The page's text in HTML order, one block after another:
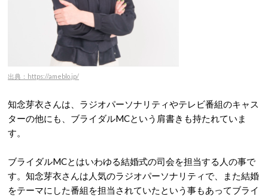
出典：https://ameblo.jp/
知念芽衣さんは、ラジオパーソナリティやテレビ番組のキャス
ターの他にも、ブライダルMCという肩書きも持たれていま
す。
ブライダルMCとはいわゆる結婚式の司会を担当する人の事で
す。知念芽衣さんは人気のラジオパーソナリティで、また結婚
をテーマにした番組を担当されていたという事もあってブライ